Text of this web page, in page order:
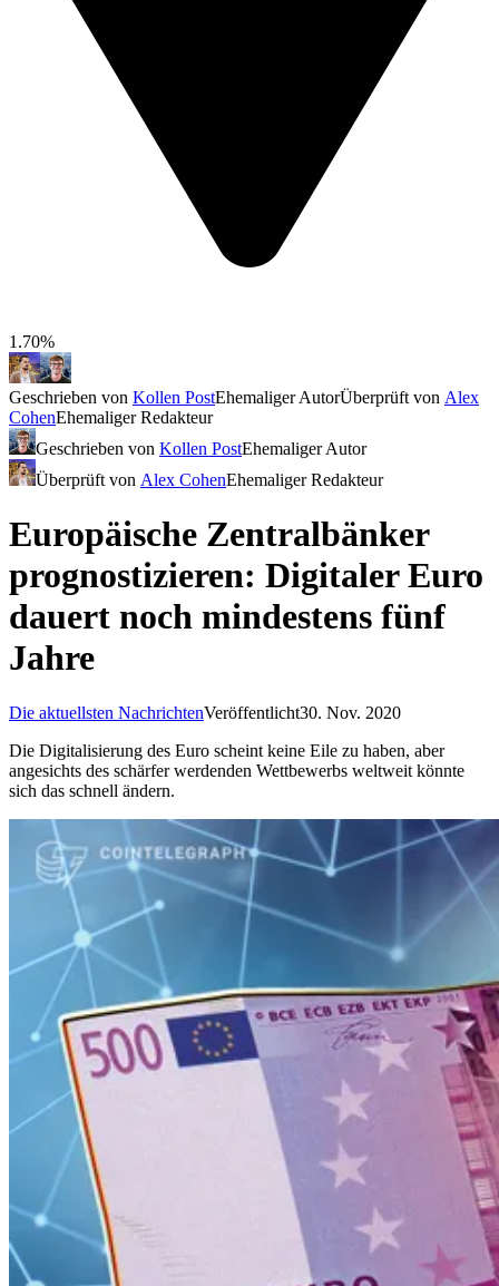
1.70%
Geschrieben von Kollen PostEhemaliger AutorÜberprüft von Alex
CohenEhemaliger Redakteur
Geschrieben von Kollen PostEhemaliger Autor
Überprüft von Alex CohenEhemaliger Redakteur
Europäische Zentralbänker
prognostizieren: Digitaler Euro
dauert noch mindestens fünf
Jahre
Die aktuellsten NachrichtenVeröffentlicht30. Nov. 2020
Die Digitalisierung des Euro scheint keine Eile zu haben, aber
angesichts des schärfer werdenden Wettbewerbs weltweit könnte
sich das schnell ändern.